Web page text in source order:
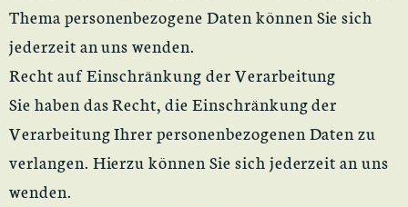
Thema personenbezogene Daten können Sie sich
jederzeit an uns wenden.
Recht auf Einschränkung der Verarbeitung
Sie haben das Recht, die Einschränkung der
Verarbeitung Ihrer personenbezogenen Daten zu
verlangen. Hierzu können Sie sich jederzeit an uns
wenden.